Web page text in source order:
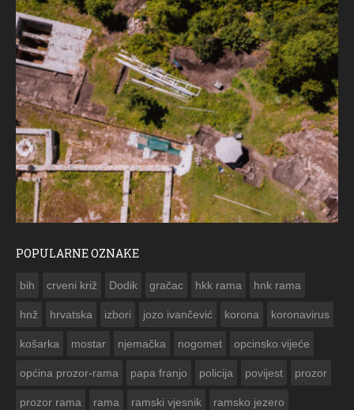
POPULARNE OZNAKE
bih crveni križ Dodik gračac hkk rama hnk rama
hnž hrvatska izbori jozo ivančević korona koronavirus
košarka mostar njemačka nogomet opcinsko vijeće
općina prozor-rama papa franjo policija povijest prozor
prozor rama rama ramski vjesnik ramsko jezero